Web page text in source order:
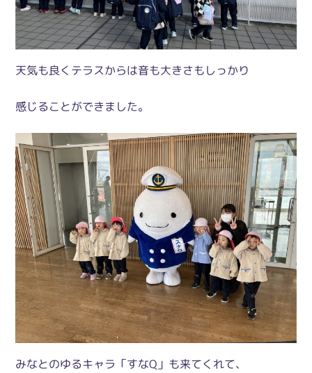
天気も良くテラスからは音も大きさもしっかり
感じることができました。
みなとのゆるキャラ「すなQ」も来てくれて、